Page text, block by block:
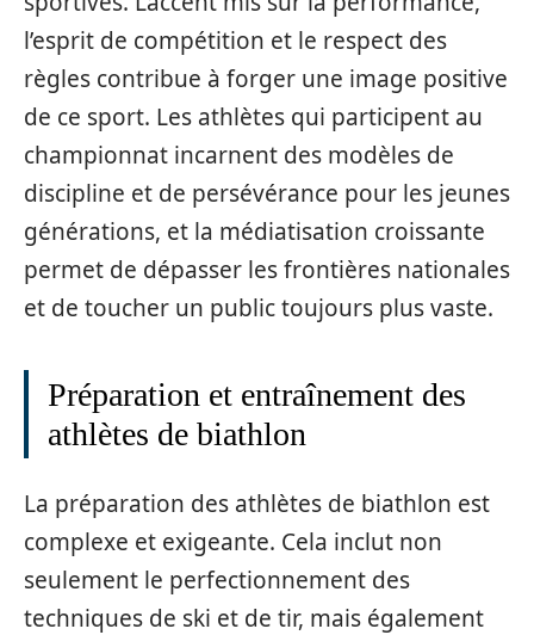
l’esprit de compétition et le respect des
règles contribue à forger une image positive
de ce sport. Les athlètes qui participent au
championnat incarnent des modèles de
discipline et de persévérance pour les jeunes
générations, et la médiatisation croissante
permet de dépasser les frontières nationales
et de toucher un public toujours plus vaste.
Préparation et entraînement des
athlètes de biathlon
La préparation des athlètes de biathlon est
complexe et exigeante. Cela inclut non
seulement le perfectionnement des
techniques de ski et de tir, mais également